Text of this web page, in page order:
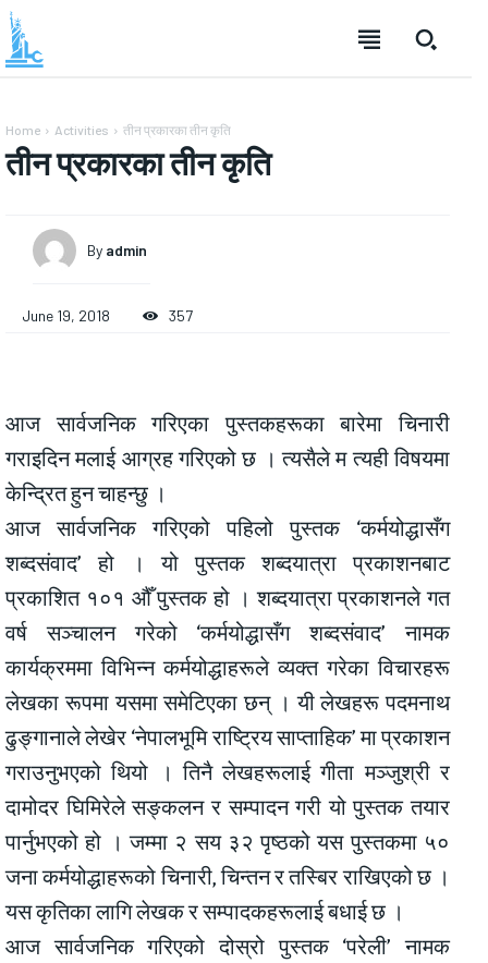
Home Activities तीन प्रकारका तीन कृति
तीन प्रकारका तीन कृति
By admin
June 19, 2018 357
आज सार्वजनिक गरिएका पुस्तकहरूका बारेमा चिनारी
गराइदिन मलाई आग्रह गरिएको छ । त्यसैले म त्यही विषयमा
केन्द्रित हुन चाहन्छु ।
आज सार्वजनिक गरिएको पहिलो पुस्तक ‘कर्मयोद्धासँग
शब्दसंवाद’ हो । यो पुस्तक शब्दयात्रा प्रकाशनबाट
प्रकाशित १०१ औँ पुस्तक हो । शब्दयात्रा प्रकाशनले गत
वर्ष सञ्चालन गरेको ‘कर्मयोद्धासँग शब्दसंवाद’ नामक
कार्यक्रममा विभिन्न कर्मयोद्धाहरूले व्यक्त गरेका विचारहरू
लेखका रूपमा यसमा समेटिएका छन् । यी लेखहरू पदमनाथ
ढुङ्गानाले लेखेर ‘नेपालभूमि राष्ट्रिय साप्ताहिक’ मा प्रकाशन
गराउनुभएको थियो । तिनै लेखहरूलाई गीता मञ्जुश्री र
दामोदर घिमिरेले सङ्कलन र सम्पादन गरी यो पुस्तक तयार
पार्नुभएको हो । जम्मा २ सय ३२ पृष्ठको यस पुस्तकमा ५०
जना कर्मयोद्धाहरूको चिनारी, चिन्तन र तस्बिर राखिएको छ ।
यस कृतिका लागि लेखक र सम्पादकहरूलाई बधाई छ ।
आज सार्वजनिक गरिएको दोस्रो पुस्तक ‘परेली’ नामक